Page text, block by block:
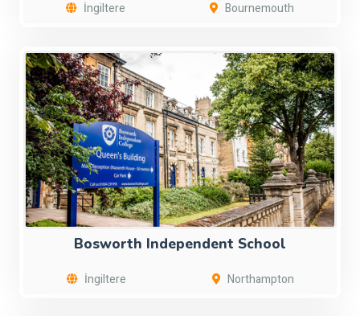
İngiltere Bournemouth
Bosworth Independent School
İngiltere Northampton